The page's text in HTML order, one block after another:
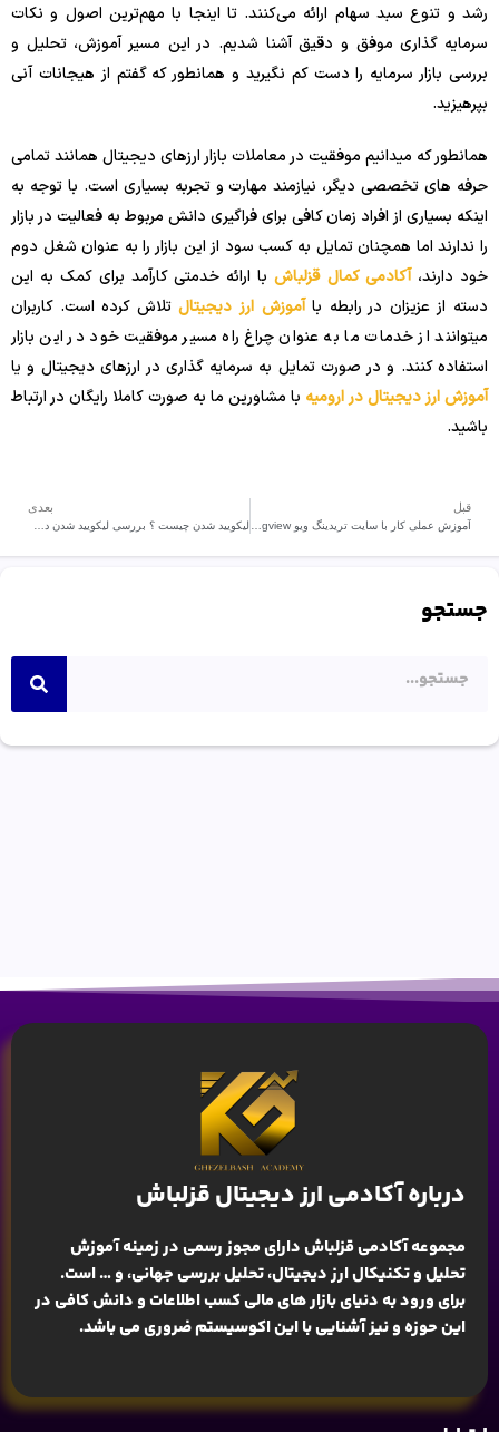
رشد و تنوع سبد سهام ارائه می‌کنند. تا اینجا با مهم‌ترین اصول و نکات
سرمایه گذاری موفق و دقیق آشنا شدیم. در این مسیر آموزش، تحلیل و
بررسی بازار سرمایه را دست کم نگیرید و همانطور که گفتم از هیجانات آنی
بپرهیزید.
همانطور که میدانیم موفقیت در معاملات بازار ارزهای دیجیتال همانند تمامی
حرفه های تخصصی دیگر، نیازمند مهارت و تجربه بسیاری است. با توجه به
اینکه بسیاری از افراد زمان کافی برای فراگیری دانش مربوط به فعالیت در بازار
را ندارند اما همچنان تمایل به کسب سود از این بازار را به عنوان شغل دوم
خود دارند،آکادمی کمال قزلباشبا ارائه خدمتی کارآمد برای کمک به این
دسته از عزیزان در رابطه باآموزش ارز دیجیتالتلاش کرده است. کاربران
میتوانند از خدمات ما به عنوان چراغ راه مسیر موفقیت خود در این بازار
استفاده کنند. و در صورت تمایل به سرمایه گذاری در ارزهای دیجیتال و یا
آموزش ارز دیجیتال در ارومیه با مشاورین ما به صورت کاملا رایگان در ارتباط
باشید.
قبل بعدی
جستجو
درباره آکادمی ارز دیجیتال قزلباش
مجموعه آکادمی قزلباش دارای مجوز رسمی در زمینهآموزش
تحلیل و تکنیکال ارز دیجیتال، تحلیل بررسی جهانی، و … است.
برای ورود به دنیای بازار های مالی کسب اطلاعات و دانش کافی در
این حوزه و نیز آشنایی با این اکوسیستم ضروری می باشد.